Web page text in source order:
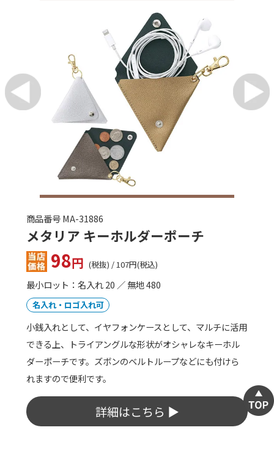
商品番号 KILA-10053
オリジナル手ぬぐい（反応染め）
価格はお問い合わせ下さい
最小ロット：50
名入れ・ロゴ入れ可
綿100%素材で柔らかい風合いの本格的な反応染め手ぬぐ
い。インクがしっかり生地を通り抜けるので、裏も表も
同じ様にキレイなプリントに仕上ります。展示会やイベ
ントノベルティに人気です。
詳細はこちら ▶